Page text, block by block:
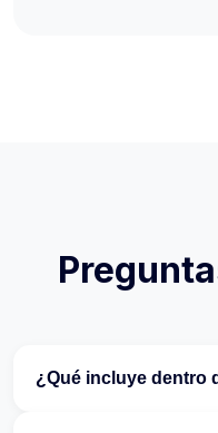
¿Qué incluye dentro